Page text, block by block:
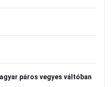
páros vegyes váltóban